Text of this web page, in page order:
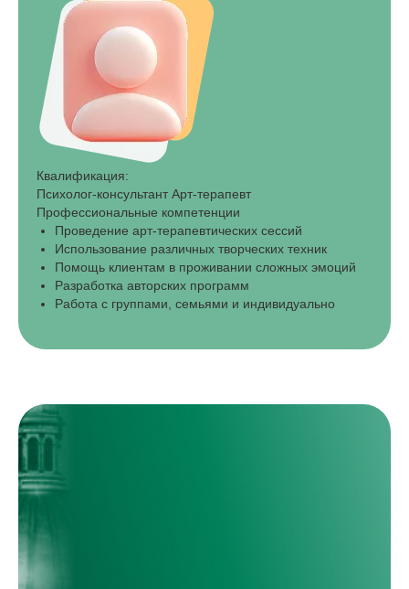
Квалификация:
Психолог-консультант Арт-терапевт
Профессиональные компетенции
Проведение арт-терапевтических сессий
Использование различных творческих техник
Помощь клиентам в проживании сложных эмоций
Разработка авторских программ
Работа с группами, семьями и индивидуально